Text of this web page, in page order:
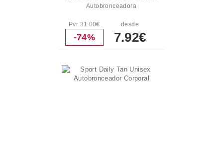
Autobronceadora
Pvr 31.00€
-74%
desde
7.92€